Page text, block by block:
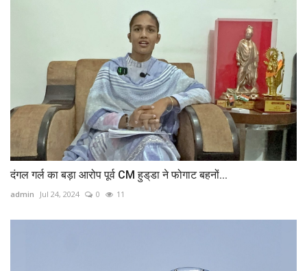
दंगल गर्ल का बड़ा आरोप पूर्व CM हुड्‌डा ने फोगाट बहनों...
admin Jul 24, 2024 0 11